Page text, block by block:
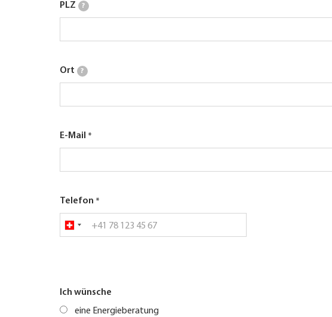
PLZ ?
Ort ?
E-Mail
Telefon
Ich wünsche
eine Energieberatung